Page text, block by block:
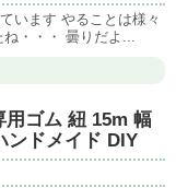
います やることは様々
・・・ 曇りだよ...
用ゴム 紐 15m 幅
ンドメイド DIY